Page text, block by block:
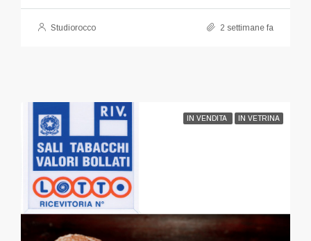
Studiorocco 2 settimane fa
IN VENDITA IN VETRINA